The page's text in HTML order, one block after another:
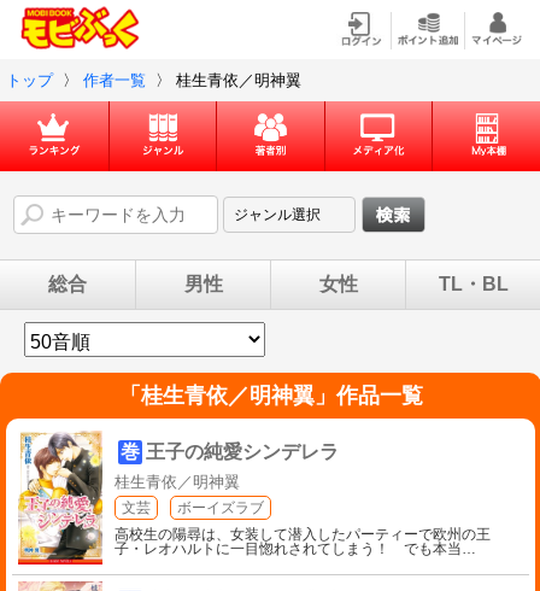
トップ 〉 作者一覧 〉 桂生青依／明神翼
総合 男性 女性 TL・BL
「桂生青依／明神翼」作品一覧
巻 王子の純愛シンデレラ
桂生青依／明神翼
文芸
ボーイズラブ
高校生の陽尋は、女装して潜入したパーティーで欧州の王
子・レオハルトに一目惚れされてしまう！ でも本当…